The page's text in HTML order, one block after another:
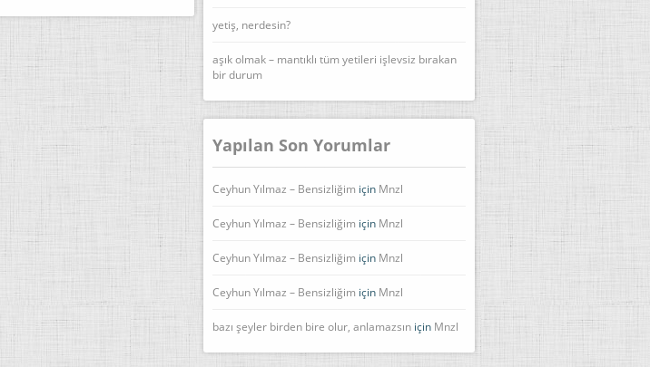
yetiş, nerdesin?
aşık olmak – mantıklı tüm yetileri işlevsiz bırakan
bir durum
Yapılan Son Yorumlar
Ceyhun Yılmaz – Bensizliğim için Mnzl
Ceyhun Yılmaz – Bensizliğim için Mnzl
Ceyhun Yılmaz – Bensizliğim için Mnzl
Ceyhun Yılmaz – Bensizliğim için Mnzl
bazı şeyler birden bire olur, anlamazsın için Mnzl